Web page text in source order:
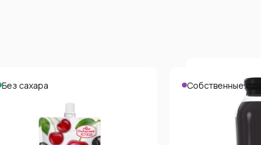
Без сахара Собственные сады